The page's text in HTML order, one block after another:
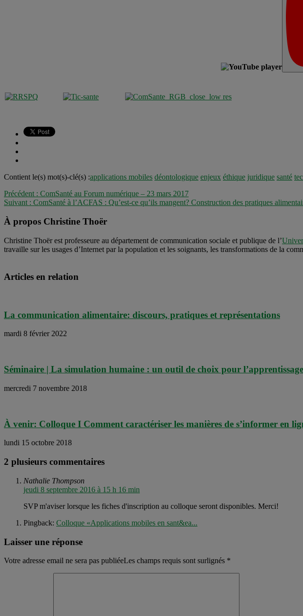
Contient le(s) mot(s)-clé(s) :applications mobiles déontologique enjeux éthique juridique santé
Précédent : ComSanté au Forum numérique – 23 mars 2017
Suivant : ComSanté à l’ACFAS : Qu’est-ce qu’ils mangent? Construction des pratiques
À propos Christine Thoër
Christine Thoër est professeure au département de communication sociale et publique de l’
travaille sur les usages d’Internet par la population et les soignants, les transformations de la
Articles en relation
La communication alimentaire: discours, pratiques et représentations
mardi 8 février 2022
Séminaire | La simulation humaine : un outil de choix pour
mercredi 7 novembre 2018
À venir: Colloque I Comment caractériser les manières de s’informer en
lundi 15 octobre 2018
2 plusieurs commentaires
Nathalie Thompson
jeudi 8 septembre 2016 à 15 h 16 min
SVP m'aviser lorsque les fiches d'inscription au colloque seront disponibles. Merci!
Pingback: Colloque «Applications mobiles en sant&ea...
Laisser une réponse
Votre adresse email ne sera pas publiéeLes champs requis sont surlignés *